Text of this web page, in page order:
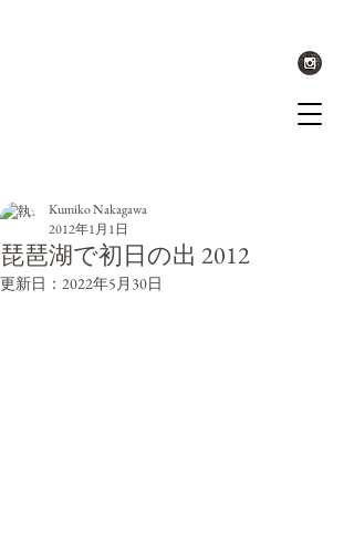
琵琶湖で初日の出 2012
Kumiko Nakagawa
2012年1月1日
更新日： 2022年5月30日